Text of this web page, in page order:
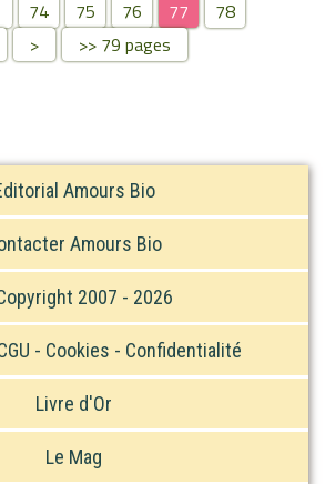
74 75 76 77
78
> >> 79 pages
Amours Bio
Amours Bio
2007 - 2026
- Cookies - Confidentialité
Livre d'Or
Le Mag